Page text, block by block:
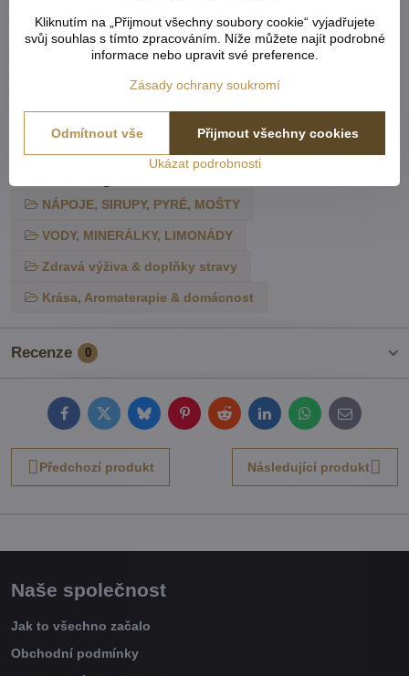
Energetická hodnota kj:44,000000
Tuky:0,000000
Z toho nasycené mastné kyseliny:
0,000000
11,000000
0,010000
NÁPOJE, SIRUPY, PYRÉ, MOŠTY
VODY, MINERÁLKY, LIMONÁDY
Zdravá výživa & doplňky stravy
Krása, Aromaterapie & domácnost
Recenze 0
FacebookTwitterBlueskyPinterestRedditLinkedInWhatsApp
E-
mail
Předchozí produkt Následující produkt
Naše společnost
Jak to všechno začalo
Obchodní podmínky
Kliknutím na „Přijmout všechny soubory cookie“ vyjadřujete
svůj souhlas s tímto zpracováním. Níže můžete najít podrobné
informace nebo upravit své preference.
Zásady ochrany soukromí
Ukázat podrobnosti
Přijmout všechny cookies
Odmítnout vše